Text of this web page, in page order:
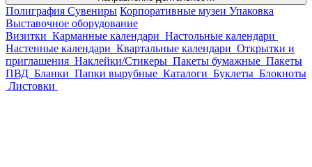
Полиграфия Сувениры Корпоративные музеи Упаковка
Выставочное оборудование
Визитки Карманные календари Настольные календари
Настенные календари Квартальные календари Открытки и
приглашения Наклейки/Стикеры Пакеты бумажные Пакеты
ПВД Бланки Папки вырубные Каталоги Буклеты Блокноты
Листовки